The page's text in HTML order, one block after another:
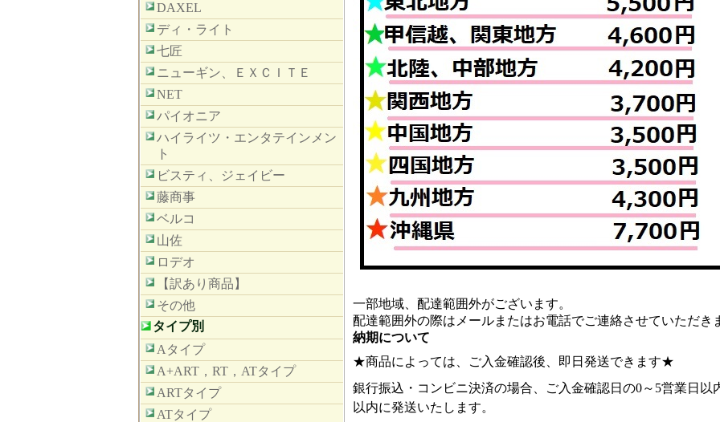
DAXEL
ディ・ライト
七匠
ニューギン、ＥＸＣＩＴＥ
NET
パイオニア
ハイライツ・エンタテインメン
ト
ビスティ、ジェイビー
藤商事
ベルコ
山佐
ロデオ
【訳あり商品】
その他
タイプ別
Aタイプ
A+ART，RT，ATタイプ
ARTタイプ
ATタイプ
一部地域、配達範囲外がございます。
配達範囲外の際はメールまたはお電話でご連絡させていただき
納期について
★商品によっては、ご入金確認後、即日発送できます★
銀行振込・コンビニ決済の場合、ご入金確認日の0～5営業日
以内に発送いたします。